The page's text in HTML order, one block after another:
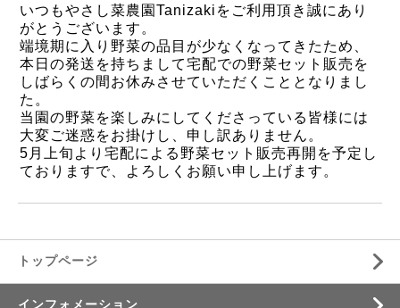
いつもやさし菜農園Tanizakiをご利用頂き誠にあり
がとうございます。
端境期に入り野菜の品目が少なくなってきたため、
本日の発送を持ちまして宅配での野菜セット販売を
しばらくの間お休みさせていただくこととなりまし
た。
当園の野菜を楽しみにしてくださっている皆様には
大変ご迷惑をお掛けし、申し訳ありません。
5月上旬より宅配による野菜セット販売再開を予定し
ておりますで、よろしくお願い申し上げます。
トップページ
インフォメーション